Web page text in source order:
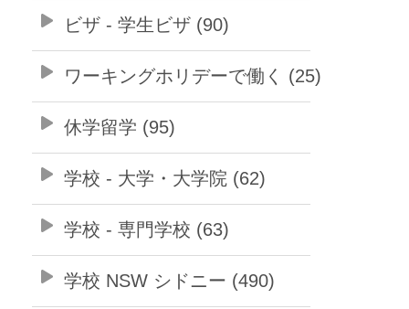
ビザ - 学生ビザ (90)
ワーキングホリデーで働く (25)
休学留学 (95)
学校 - 大学・大学院 (62)
学校 - 専門学校 (63)
学校 NSW シドニー (490)